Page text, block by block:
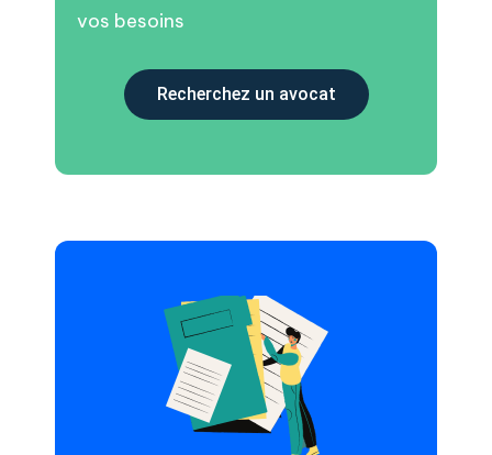
vos besoins
Recherchez un avocat